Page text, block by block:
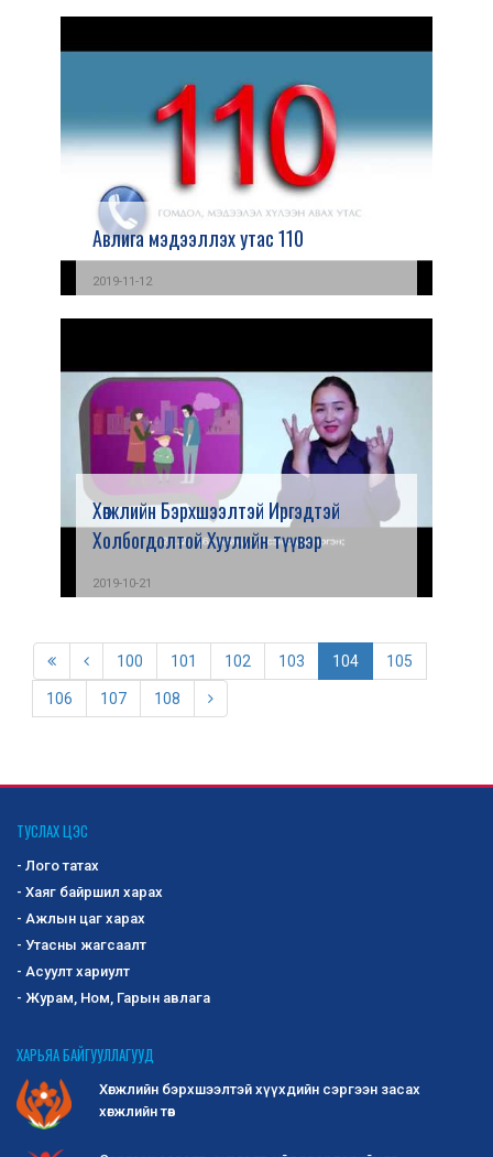
Авлига мэдээллэх утас 110
2019-11-12
Хөгжлийн Бэрхшээлтэй Иргэдтэй
Холбогдолтой Хуулийн түүвэр
2019-10-21
100 101 102 103 104 105
106 107 108
ТУСЛАХ ЦЭС
- Лого татах
- Хаяг байршил харах
- Ажлын цаг харах
- Утасны жагсаалт
- Асуулт хариулт
- Журам, Ном, Гарын авлага
ХАРЬЯА БАЙГУУЛЛАГУУД
Хөгжлийн бэрхшээлтэй хүүхдийн сэргээн засах
хөгжлийн төв